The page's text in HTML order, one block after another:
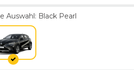
Auswahl: Black Pearl